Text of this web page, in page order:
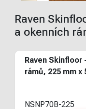
Raven
a okenních
Raven
rámů, 225 mm x
NSNP70B-225